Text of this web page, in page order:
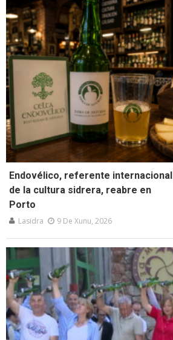
Endovélico, referente internacional
de la cultura sidrera, reabre en
Porto
Lasidra 9 De Xunu, 2026